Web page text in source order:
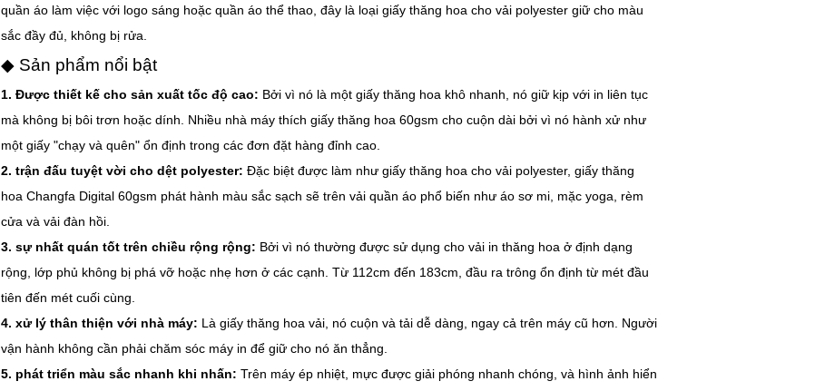
quần áo làm việc với logo sáng hoặc quần áo thể thao, đây là loại giấy thăng hoa cho vải polyester giữ cho màu
sắc đầy đủ, không bị rửa.
◆ Sản phẩm nổi bật
1. Được thiết kế cho sản xuất tốc độ cao: Bởi vì nó là một giấy thăng hoa khô nhanh, nó giữ kịp với in liên tục
mà không bị bôi trơn hoặc dính. Nhiều nhà máy thích giấy thăng hoa 60gsm cho cuộn dài bởi vì nó hành xử như
một giấy "chạy và quên" ổn định trong các đơn đặt hàng đỉnh cao.
2. trận đấu tuyệt vời cho dệt polyester: Đặc biệt được làm như giấy thăng hoa cho vải polyester, giấy thăng
hoa Changfa Digital 60gsm phát hành màu sắc sạch sẽ trên vải quần áo phổ biến như áo sơ mi, mặc yoga, rèm
cửa và vải đàn hồi.
3. sự nhất quán tốt trên chiều rộng rộng: Bởi vì nó thường được sử dụng cho vải in thăng hoa ở định dạng
rộng, lớp phủ không bị phá vỡ hoặc nhẹ hơn ở các cạnh. Từ 112cm đến 183cm, đầu ra trông ổn định từ mét đầu
tiên đến mét cuối cùng.
4. xử lý thân thiện với nhà máy: Là giấy thăng hoa vải, nó cuộn và tải dễ dàng, ngay cả trên máy cũ hơn. Người
vận hành không cần phải chăm sóc máy in để giữ cho nó ăn thẳng.
5. phát triển màu sắc nhanh khi nhấn: Trên máy ép nhiệt, mực được giải phóng nhanh chóng, và hình ảnh hiển